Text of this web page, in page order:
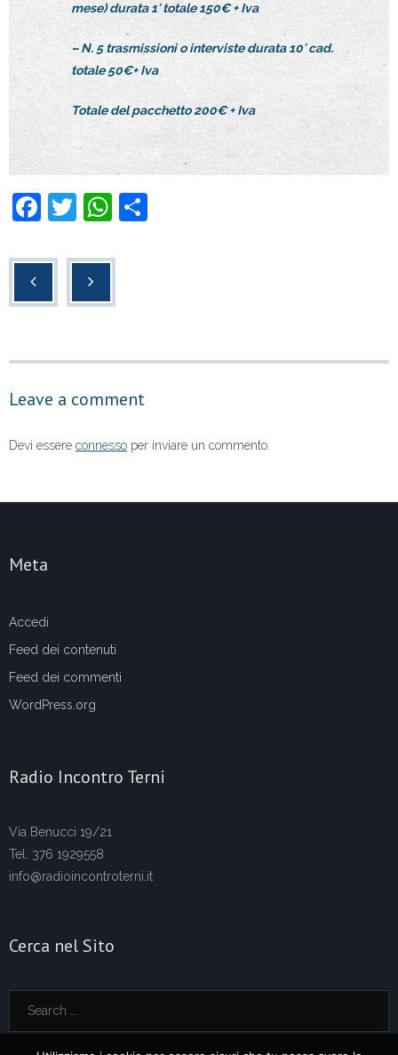
mese) durata 1′ totale 150€ + Iva
– N. 5 trasmissioni o interviste durata 10′ cad.
totale 50€+ Iva
Totale del pacchetto 200€ + Iva
F
c
e
k
T
tt
er
W
at
Leave a comment
Devi essere connesso per inviare un commento.
Meta
Accedi
Feed dei contenuti
Feed dei commenti
WordPress.org
Radio Incontro Terni
Via Benucci 19/21
Tel. 376 1929558
info@radioincontroterni.it
Cerca nel Sito